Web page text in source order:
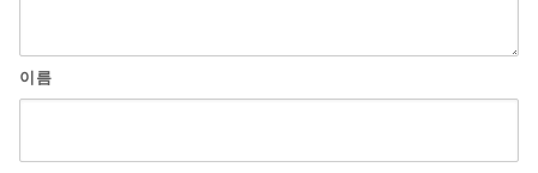
이름